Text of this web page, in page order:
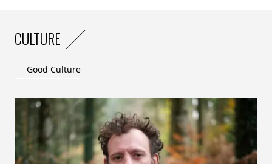
CULTURE
Good Culture